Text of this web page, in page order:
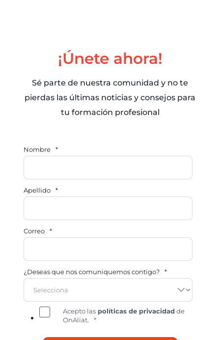
¡Únete ahora!
Sé parte de nuestra comunidad y no te
pierdas las últimas noticias y consejos para
tu formación profesional
Nombre *
Apellido *
Correo *
¿Deseas que nos comuniquemos contigo? *
Acepto las políticas de privacidad de
OnAliat.
*